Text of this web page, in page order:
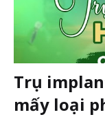
Trụ
mấy loại